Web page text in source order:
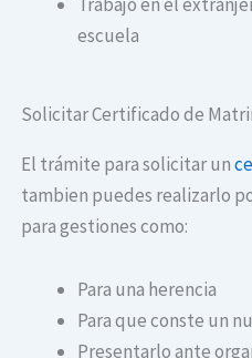
escuela
Solicitar Certificado de
El trámite para solicitar un
tambien puedes realizarlo
para gestiones como:
Para una herencia
Para que conste un
Presentarlo ante